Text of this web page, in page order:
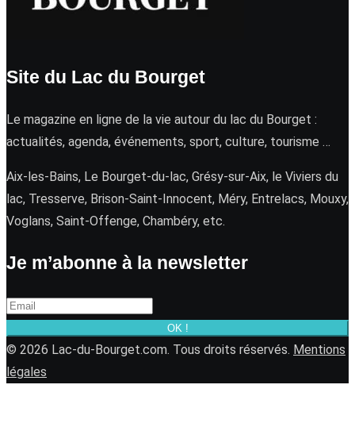
Site du Lac du Bourget
Le magazine en ligne de la vie autour du lac du Bourget :
actualités, agenda, événements, sport, culture, tourisme …
Aix-les-Bains, Le Bourget-du-lac, Grésy-sur-Aix, le Viviers du
lac, Tresserve, Brison-Saint-Innocent, Méry, Entrelacs, Mouxy,
Voglans, Saint-Offenge, Chambéry, etc.
Je m’abonne à la newsletter
OK !
© 2026 Lac-du-Bourget.com. Tous droits réservés. Mentions
légales